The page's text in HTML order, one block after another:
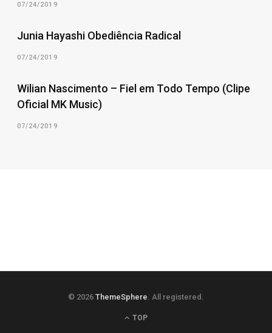
07/24/2019
Junia Hayashi Obediência Radical
07/24/2019
Wilian Nascimento – Fiel em Todo Tempo (Clipe
Oficial MK Music)
07/24/2019
© 2026 ThemeSphere. All registered.
TOP